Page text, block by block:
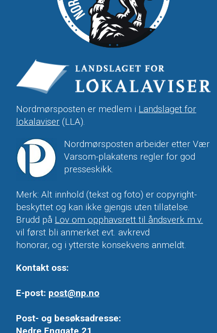
Nordmørsposten er medlem i Landslaget for
lokalaviser (LLA).
Nordmørsposten arbeider etter Vær
Varsom-plakatens regler for god
presseskikk.
Merk: Alt innhold (tekst og foto) er copyright-
beskyttet og kan ikke gjengis uten tillatelse.
Brudd på Lov om opphavsrett til åndsverk m.v.
vil først bli anmerket evt. avkrevd
honorar, og i ytterste konsekvens anmeldt.
Kontakt oss:
E-post: post@np.no
Post- og besøksadresse: